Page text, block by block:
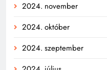
2024. november
2024. október
2024. szeptember